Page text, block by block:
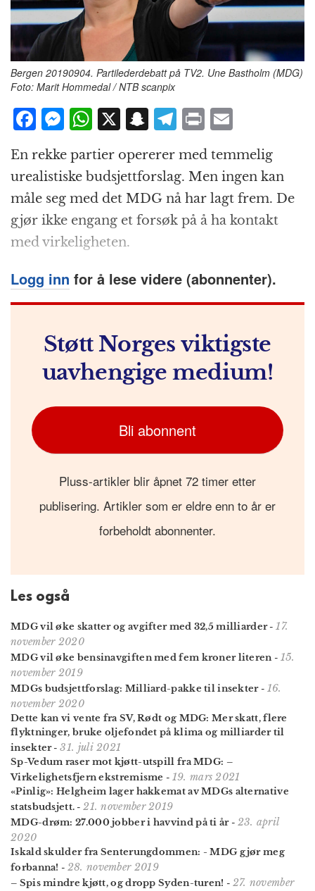
Bergen 20190904. Partilederdebatt på TV2. Une Bastholm (MDG)
Foto: Marit Hommedal / NTB scanpix
F
a
c
e
b
o
o
k
M
ss
e
n
g
e
r
W
h
at
s
A
p
p
X S
a
p
c
h
T
e
g
r
a
P
ri
n
t
m
ai
l
En rekke partier opererer med temmelig
urealistiske budsjettforslag. Men ingen kan
måle seg med det MDG nå har lagt frem. De
gjør ikke engang et forsøk på å ha kontakt
med virkeligheten.
Logg inn for å lese videre (abonnenter).
Støtt Norges viktigste
uavhengige medium!
Bli abonnent
Pluss-artikler blir åpnet 72 timer etter
publisering. Artikler som er eldre enn to år er
forbeholdt abonnenter.
Les også
MDG vil øke skatter og avgifter med 32,5 milliarder-17.
november 2020
MDG vil øke bensinavgiften med fem kroner literen- 15.
november 2019
MDGs budsjettforslag: Milliard-pakke til insekter- 16.
november 2020
Dette kan vi vente fra SV, Rødt og MDG: Mer skatt, flere
flyktninger, bruke oljefondet på klima og milliarder til
insekter-31. juli 2021
Sp-Vedum raser mot kjøtt-utspill fra MDG: –
Virkelighetsfjern ekstremisme - 19. mars 2021
«Pinlig»: Helgheim lager hakkemat av MDGs alternative
statsbudsjett. -21. november 2019
MDG-drøm: 27.000 jobber i havvind på ti år- 23. april
2020
Iskald skulder fra Senterungdommen: - MDG gjør meg
forbanna! - 28. november 2019
– Spis mindre kjøtt, og dropp Syden-turen! - 27. november